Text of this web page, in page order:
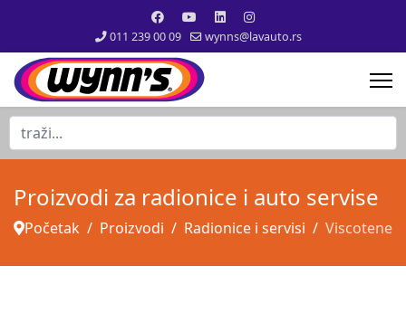
011 239 00 09 wynns@lavauto.rs
traži...
Proizvodi za radionice i auto servise
Početak Proizvodi Radionice i servisi Viscotene